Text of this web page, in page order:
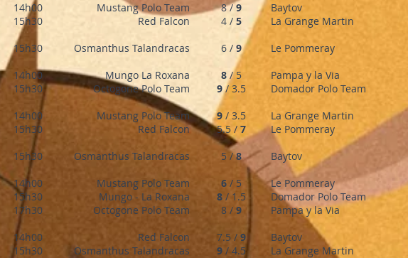
14h00
15h30
15h30
14h00
15h30
14h00
15h30
15h30
14h00
15h30
17h30
14h00
15h30
Mustang Polo Team
Red Falcon
Osmanthus Talandracas
Mungo La Roxana
Octogone Polo Team
Mustang Polo Team
Red Falcon
Osmanthus Talandracas
Mustang Polo Team
Mungo - La Roxana
Octogone Polo Team
Red Falcon
Osmanthus Talandracas
8 /9
4 / 5
6 /9
8/ 5
9/ 3.5
9/ 3.5
5.5 /7
5 /8
6 / 5
8/ 1.5
8 / 9
7.5 / 9
9/ 4.5
Baytov
La Grange Martin
Le Pommeray
Pampa y la Via
Domador Polo Team
La Grange Martin
Le Pommeray
Baytov
Le Pommeray
Domador Polo Team
Pampa y la Via
Baytov
La Grange Martin